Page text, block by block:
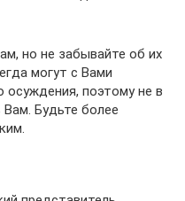
но не забывайте об их
могут с Вами
осуждения, поэтому не в
Будьте более